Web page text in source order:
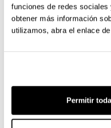
funciones de redes
obtener más información
utilizamos, abra el enlace
Permitir
permitiendo cocinar de
Tapa Ajustada: La tapa
perfectamente, evitando
:
Garantía 10